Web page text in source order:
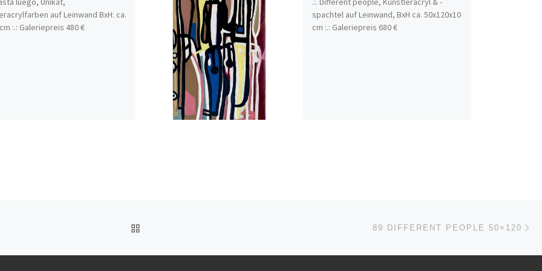
auf Leinwand BxH: ca.
:.: Galeriepreis 480 €
spachtel auf Leinwand, BxH ca. 50x120x10
cm :.: Galeriepreis 680 €
89 DIFFERENT PEOPLE 50×120